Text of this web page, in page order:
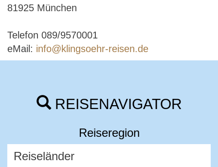
81925 München
Telefon 089/9570001
eMail: info@klingsoehr-reisen.de
REISENAVIGATOR
Reiseregion